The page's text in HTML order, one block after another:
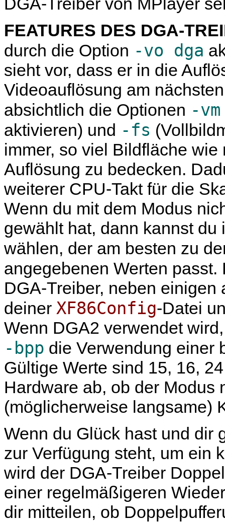
FEATURES DES DGA-
durch die Option -vo dga
sieht vor, dass er in die
Videoauflösung am
absichtlich die Optionen -vm
aktivieren) und -fs
immer, so viel Bildfläche
Auflösung zu bedecken.
weiterer CPU-Takt für die
Wenn du mit dem Modus
gewählt hat, dann kannst
wählen, der am besten zu
angegebenen Werten
DGA-Treiber, neben
deiner XF86Config-Datei
Wenn DGA2 verwendet
-bpp die Verwendung einer
Gültige Werte sind 15, 16,
Hardware ab, ob der Modus
(möglicherweise langsame)
Wenn du Glück hast und dir
zur Verfügung steht, um ein
wird der DGA-Treiber
einer regelmäßigeren
dir mitteilen, ob